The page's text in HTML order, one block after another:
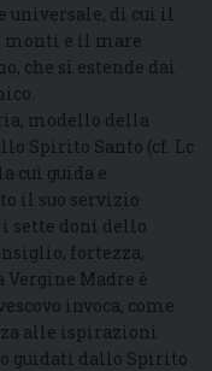
universale, di cui il
monti e il mare
che si estende dai
modello della
Spirito Santo (cf. Lc
cui guida e
il suo servizio
sette doni dello
fortezza,
Madre è
invoca, come
alle ispirazioni
guidati dallo Spirito